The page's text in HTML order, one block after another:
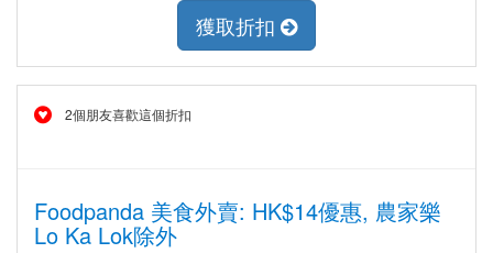
獲取折扣
2個朋友喜歡這個折扣
Foodpanda 美食外賣: HK$14優惠, 農家樂
Lo Ka Lok除外